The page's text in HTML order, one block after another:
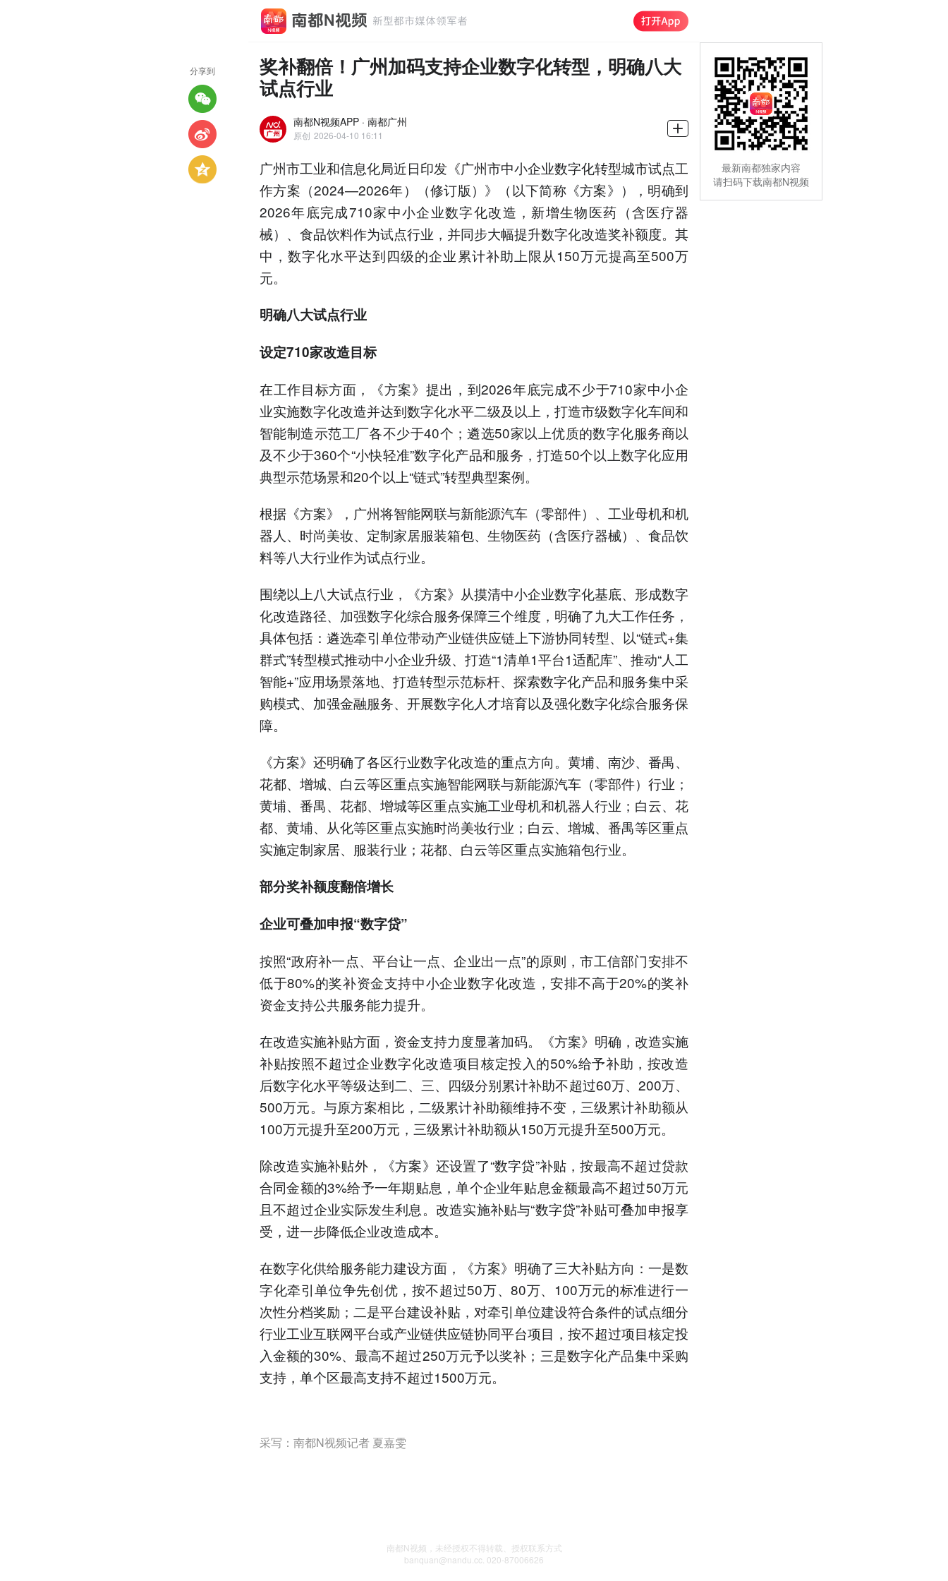
奖补翻倍！广州加码支持企业数字化转型，明确八大
试点行业
南都N视频APP · 南都广州
原创 2026-04-10 16:11
广州市工业和信息化局近日印发《广州市中小企业数字化转型城市试点工
作方案（2024—2026年）（修订版）》（以下简称《方案》），明确到
2026年底完成710家中小企业数字化改造，新增生物医药（含医疗器
械）、食品饮料作为试点行业，并同步大幅提升数字化改造奖补额度。其
中，数字化水平达到四级的企业累计补助上限从150万元提高至500万
元。
明确八大试点行业
设定710家改造目标
在工作目标方面，《方案》提出，到2026年底完成不少于710家中小企
业实施数字化改造并达到数字化水平二级及以上，打造市级数字化车间和
智能制造示范工厂各不少于40个；遴选50家以上优质的数字化服务商以
及不少于360个“小快轻准”数字化产品和服务，打造50个以上数字化应用
典型示范场景和20个以上“链式”转型典型案例。
根据《方案》，广州将智能网联与新能源汽车（零部件）、工业母机和机
器人、时尚美妆、定制家居服装箱包、生物医药（含医疗器械）、食品饮
料等八大行业作为试点行业。
围绕以上八大试点行业，《方案》从摸清中小企业数字化基底、形成数字
化改造路径、加强数字化综合服务保障三个维度，明确了九大工作任务，
具体包括：遴选牵引单位带动产业链供应链上下游协同转型、以“链式+集
群式”转型模式推动中小企业升级、打造“1清单1平台1适配库”、推动“人工
智能+”应用场景落地、打造转型示范标杆、探索数字化产品和服务集中采
购模式、加强金融服务、开展数字化人才培育以及强化数字化综合服务保
障。
《方案》还明确了各区行业数字化改造的重点方向。黄埔、南沙、番禺、
花都、增城、白云等区重点实施智能网联与新能源汽车（零部件）行业；
黄埔、番禺、花都、增城等区重点实施工业母机和机器人行业；白云、花
都、黄埔、从化等区重点实施时尚美妆行业；白云、增城、番禺等区重点
实施定制家居、服装行业；花都、白云等区重点实施箱包行业。
部分奖补额度翻倍增长
企业可叠加申报“数字贷”
按照“政府补一点、平台让一点、企业出一点”的原则，市工信部门安排不
低于80%的奖补资金支持中小企业数字化改造，安排不高于20%的奖补
资金支持公共服务能力提升。
在改造实施补贴方面，资金支持力度显著加码。《方案》明确，改造实施
补贴按照不超过企业数字化改造项目核定投入的50%给予补助，按改造
后数字化水平等级达到二、三、四级分别累计补助不超过60万、200万、
500万元。与原方案相比，二级累计补助额维持不变，三级累计补助额从
100万元提升至200万元，三级累计补助额从150万元提升至500万元。
除改造实施补贴外，《方案》还设置了“数字贷”补贴，按最高不超过贷款
合同金额的3%给予一年期贴息，单个企业年贴息金额最高不超过50万元
且不超过企业实际发生利息。改造实施补贴与“数字贷”补贴可叠加申报享
受，进一步降低企业改造成本。
在数字化供给服务能力建设方面，《方案》明确了三大补贴方向：一是数
字化牵引单位争先创优，按不超过50万、80万、100万元的标准进行一
次性分档奖励；二是平台建设补贴，对牵引单位建设符合条件的试点细分
行业工业互联网平台或产业链供应链协同平台项目，按不超过项目核定投
入金额的30%、最高不超过250万元予以奖补；三是数字化产品集中采购
支持，单个区最高支持不超过1500万元。
采写：南都N视频记者 夏嘉雯
南都N视频，未经授权不得转载、授权联系方式
banquan@nandu.cc. 020-87006626
分享到
最新南都独家内容
请扫码下载南都N视频